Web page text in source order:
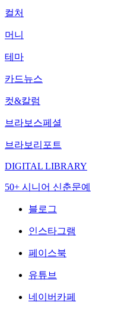
컬처
머니
테마
카드뉴스
컷&칼럼
브라보스페셜
브라보리포트
DIGITAL LIBRARY
50+ 시니어 신춘문예
블로그
인스타그램
페이스북
유튜브
네이버카페